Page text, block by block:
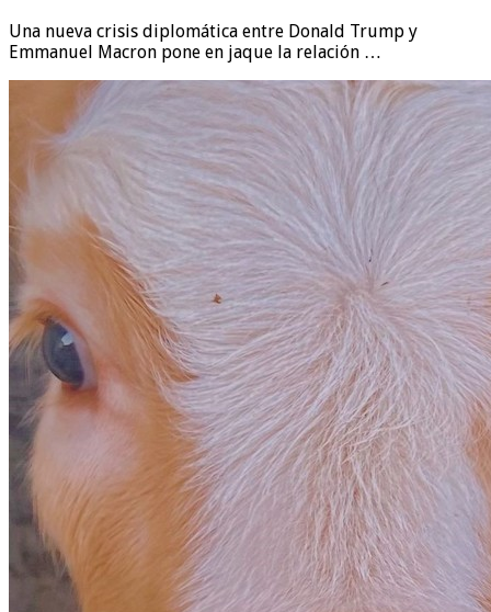
Una nueva crisis diplomática entre Donald Trump y
Emmanuel Macron pone en jaque la relación …